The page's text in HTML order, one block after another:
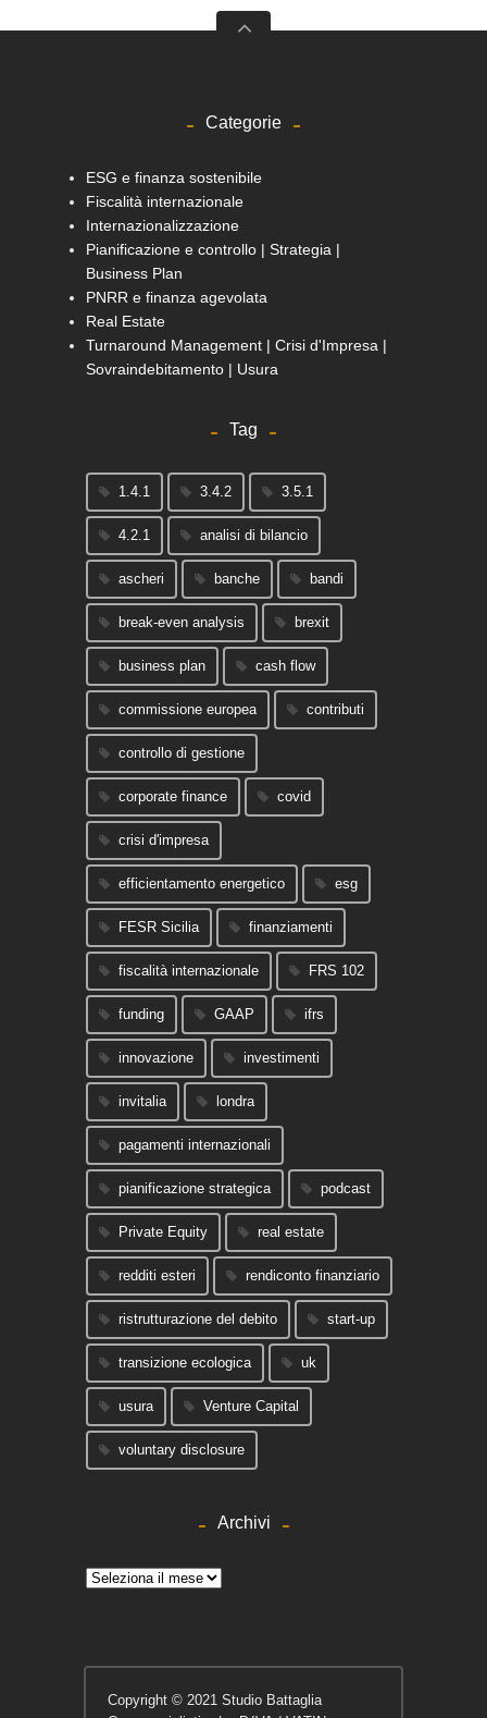
Categorie
ESG e finanza sostenibile
Fiscalità internazionale
Internazionalizzazione
Pianificazione e controllo | Strategia |
Business Plan
PNRR e finanza agevolata
Real Estate
Turnaround Management | Crisi d'Impresa |
Sovraindebitamento | Usura
Tag
1.4.1 3.4.2 3.5.1
4.2.1 analisi di bilancio
ascheri banche bandi
break-even analysis brexit
business plan cash flow
commissione europea contributi
controllo di gestione
corporate finance covid
crisi d'impresa
efficientamento energetico esg
FESR Sicilia finanziamenti
fiscalità internazionale FRS 102
funding GAAP ifrs
innovazione investimenti
invitalia londra
pagamenti internazionali
pianificazione strategica podcast
Private Equity real estate
redditi esteri rendiconto finanziario
ristrutturazione del debito start-up
transizione ecologica uk
usura Venture Capital
voluntary disclosure
Archivi
Archivi
Copyright © 2021 Studio Battaglia